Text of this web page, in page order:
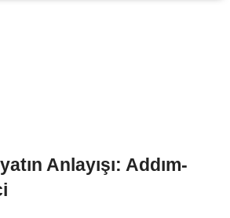
Anlayışı: Addım-